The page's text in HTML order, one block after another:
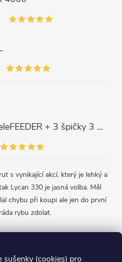
sušenky (cookies) pro
Delphin Prut LYCAN TeleFEEDER + 3 špičky 3 m, 80 g
s vynikající akcí, který je lehký a
Lycan 330 je jasná volba. Měl
chybu při koupi ale jen do první
rybu zdolat.